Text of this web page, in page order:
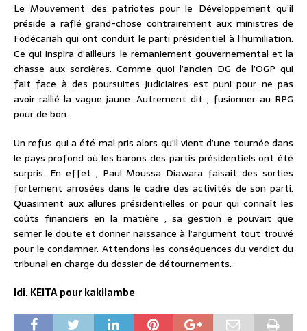
Le Mouvement des patriotes pour le Développement qu’il
préside a raflé grand-chose contrairement aux ministres de
Fodécariah qui ont conduit le parti présidentiel à l’humiliation.
Ce qui inspira d’ailleurs le remaniement gouvernemental et la
chasse aux sorcières. Comme quoi l’ancien DG de l’OGP qui
fait face à des poursuites judiciaires est puni pour ne pas
avoir rallié la vague jaune. Autrement dit , fusionner au RPG
pour de bon.
Un refus qui a été mal pris alors qu’il vient d’une tournée dans
le pays profond où les barons des partis présidentiels ont été
surpris. En effet , Paul Moussa Diawara faisait des sorties
fortement arrosées dans le cadre des activités de son parti.
Quasiment aux allures présidentielles or pour qui connaît les
coûts financiers en la matière , sa gestion e pouvait que
semer le doute et donner naissance à l’argument tout trouvé
pour le condamner. Attendons les conséquences du verdict du
tribunal en charge du dossier de détournements.
Idi. KEITA pour kakilambe